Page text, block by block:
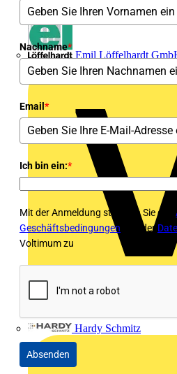
Emil Löffelhardt
Hardy Schmitz
Nachname*
Email *
Ich bin ein:*
Mit der Anmeldung stimmen Sie den
Geschäftsbedingungen und der
Voltimum zu
Absenden